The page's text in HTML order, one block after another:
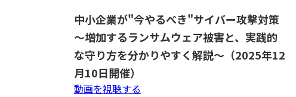
中小企業が"今やるべき"サイバー攻撃対策
～増加するランサムウェア被害と、実践的
な守り方を分かりやすく解説～ （2025年12
月10日開催）
動画を視聴する